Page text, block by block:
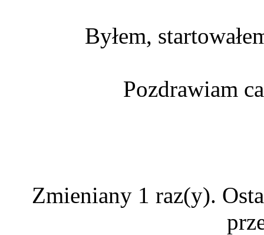
Byłem,
Pozdrawiam
Zmieniany 1 raz(y).